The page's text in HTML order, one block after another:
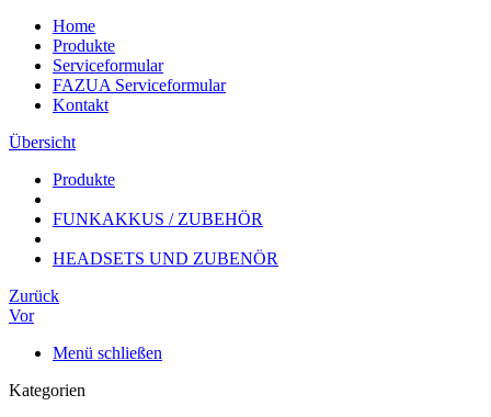
Home
Produkte
Serviceformular
FAZUA Serviceformular
Kontakt
Übersicht
Produkte
FUNKAKKUS / ZUBEHÖR
HEADSETS UND ZUBENÖR
Zurück
Vor
Menü schließen
Kategorien